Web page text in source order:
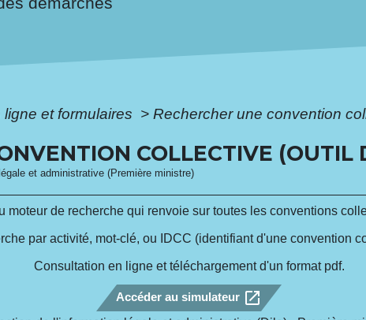
et formulaires > Rechercher une convention
COLLECTIVE (OUTIL
et administrative (Première ministre)
moteur de recherche qui renvoie sur toutes les conventions
par activité, mot-clé, ou IDCC (identifiant d'une convention
Consultation en ligne et téléchargement d'un format pdf.
Accéder au simulateur open_in_new